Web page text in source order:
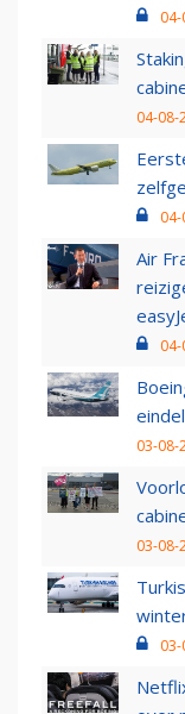
04-08-
Air
03-08-
03-08-